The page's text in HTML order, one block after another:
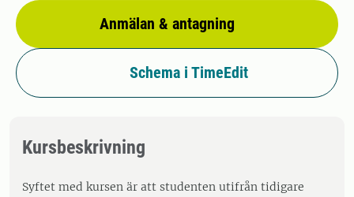
Anmälan & antagning
Schema i TimeEdit
Kursbeskrivning
Syftet med kursen är att studenten utifrån tidigare